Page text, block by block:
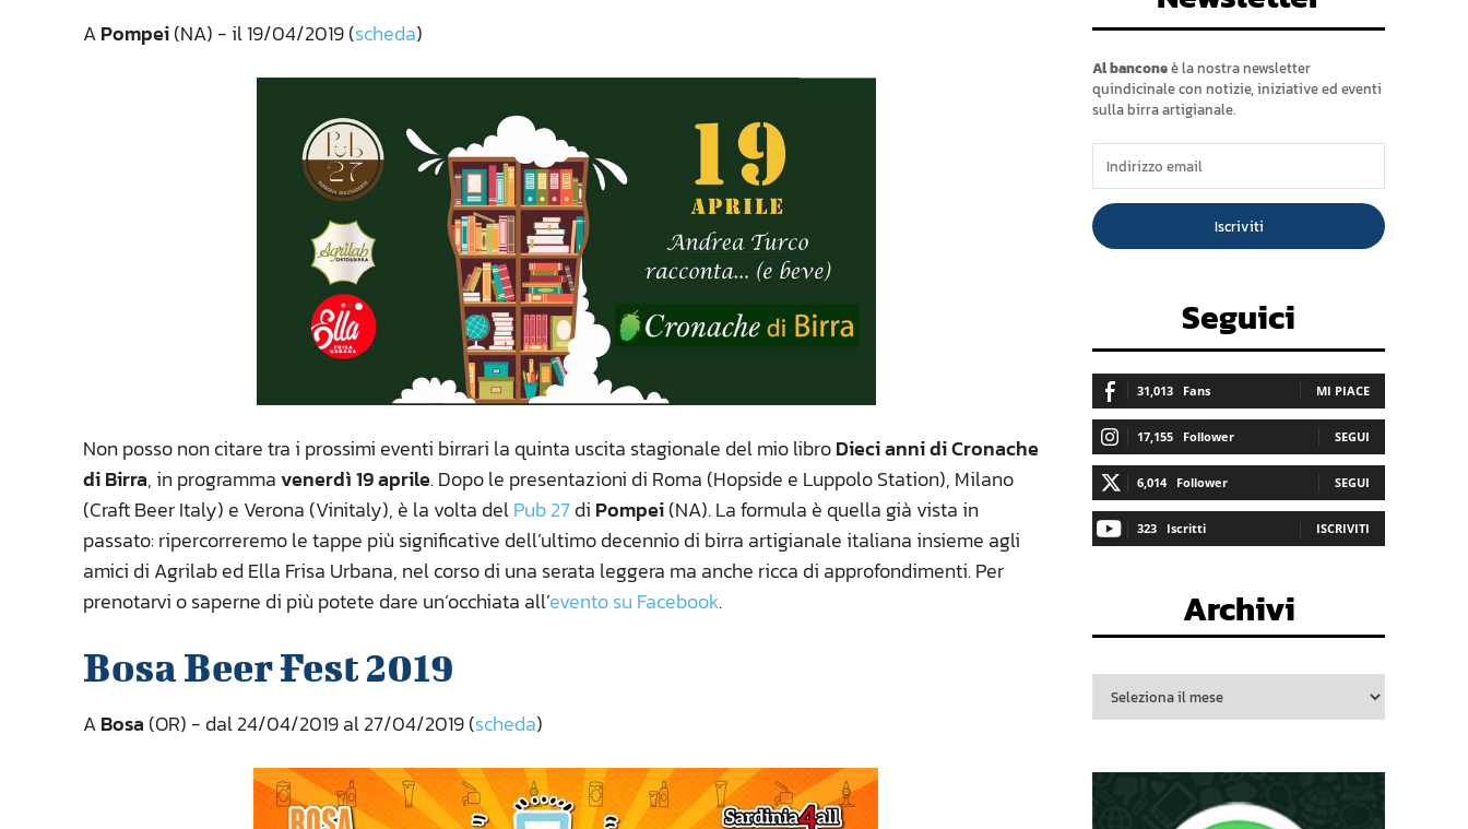
APompei(NA) - il 19/04/2019 (scheda)
Non posso non citare tra i prossimi eventi birrari la quinta uscita stagionale del mio libroDieci anni di Cronache
di Birra, in programmavenerdì 19 aprile. Dopo le presentazioni di Roma (Hopside e Luppolo Station), Milano
(Craft Beer Italy) e Verona (Vinitaly), è la volta delPub 27di Pompei(NA). La formula è quella già vista in
passato: ripercorreremo le tappe più significative dell’ultimo decennio di birra artigianale italiana insieme agli
amici di Agrilab ed Ella Frisa Urbana, nel corso di una serata leggera ma anche ricca di approfondimenti. Per
prenotarvi o saperne di più potete dare un’occhiata all’evento su Facebook.
Bosa Beer Fest 2019
ABosa (OR) - dal 24/04/2019 al 27/04/2019 (scheda)
Al banconeè la nostra newsletter
quindicinale con notizie, iniziative ed eventi
sulla birra artigianale.
Iscriviti
Seguici
31,013 Fans MI PIACE
17,155 Follower SEGUI
6,014 Follower SEGUI
323 Iscritti ISCRIVITI
Archivi